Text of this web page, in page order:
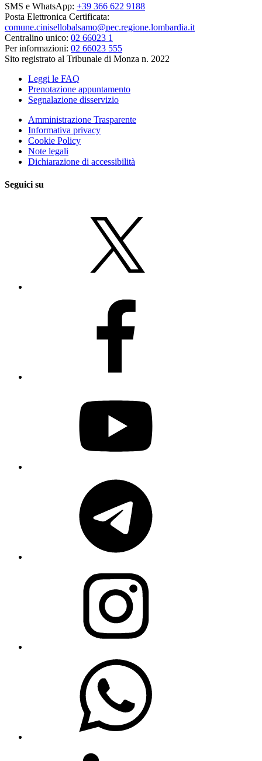
SMS e WhatsApp: +39 366 622 9188
Posta Elettronica Certificata:
comune.cinisellobalsamo@pec.regione.lombardia.it
Centralino unico: 02 66023 1
Per informazioni: 02 66023 555
Sito registrato al Tribunale di Monza n. 2022
Leggi le FAQ
Prenotazione appuntamento
Segnalazione disservizio
Amministrazione Trasparente
Informativa privacy
Cookie Policy
Note legali
Dichiarazione di accessibilità
Seguici su